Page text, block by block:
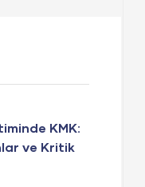
KMK:
ve Kritik